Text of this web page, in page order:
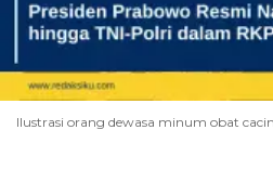
Ilustrasi orang dewasa minum obat